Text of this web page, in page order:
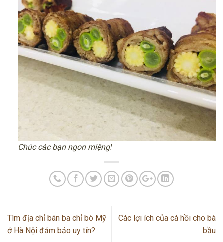
Chúc các bạn ngon miệng!
Tìm địa chỉ bán ba chỉ bò Mỹ
ở Hà Nội đảm bảo uy tín?
Các lợi ích của cá hồi cho bà
bầu